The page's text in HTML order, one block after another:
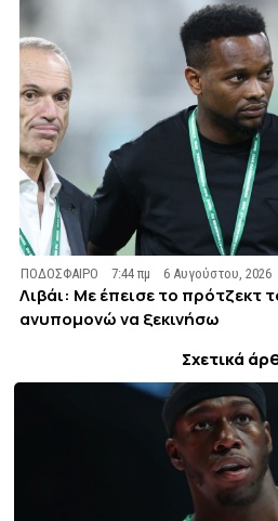
ΠΟΔΟΣΦΑΙΡΟ 7:44 πμ 6 Αυγούστου, 2026
Λιβάι: Με έπεισε το πρότζεκτ
ανυπομονώ να ξεκινήσω
Σχετικά